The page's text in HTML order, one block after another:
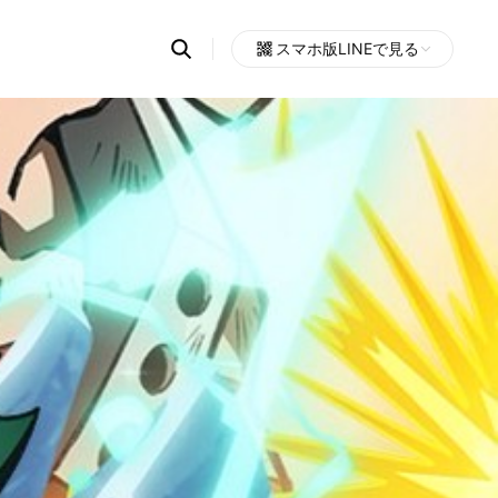
Search
OpenChats
messages
search
area
スマホ版LINEで見る